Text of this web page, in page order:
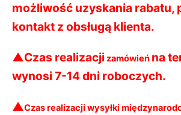
możliwość uzyskania rabatu,
kontakt z obsługą klienta.
▲Czas realizacji zamówień na
wynosi 7-14 dni roboczych.
▲Czas realizacji wysyłki